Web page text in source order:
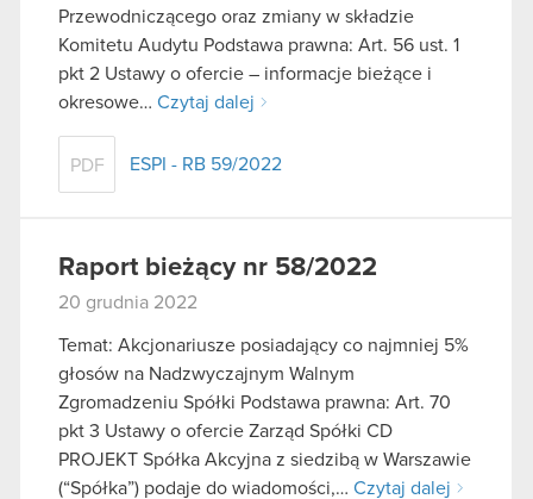
Przewodniczącego oraz zmiany w składzie
Komitetu Audytu Podstawa prawna: Art. 56 ust. 1
pkt 2 Ustawy o ofercie – informacje bieżące i
okresowe… Czytaj dalej
PDF ESPI - RB 59/2022
Raport bieżący nr 58/2022
20 grudnia 2022
Temat: Akcjonariusze posiadający co najmniej 5%
głosów na Nadzwyczajnym Walnym
Zgromadzeniu Spółki Podstawa prawna: Art. 70
pkt 3 Ustawy o ofercie Zarząd Spółki CD
PROJEKT Spółka Akcyjna z siedzibą w Warszawie
(“Spółka”) podaje do wiadomości,… Czytaj dalej